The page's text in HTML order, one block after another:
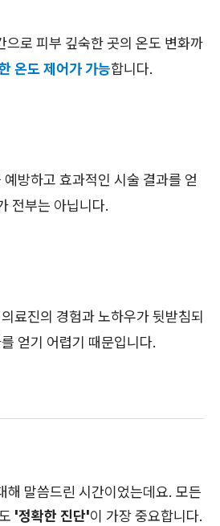
으로 피부 깊숙한 곳의 온도 변화까
온도 제어가 가능합니다.
방하고 효과적인 시술 결과를 얻
전부는 아닙니다.
료진의 경험과 노하우가 뒷받침되
얻기 어렵기 때문입니다.
해 말씀드린 시간이었는데요. 모든
'정확한 진단'이 가장 중요합니다.